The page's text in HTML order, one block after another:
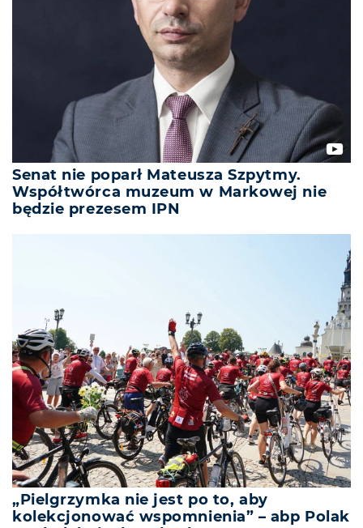
Senat nie poparł Mateusza Szpytmy.
Współtwórca muzeum w Markowej nie
będzie prezesem IPN
„Pielgrzymka nie jest po to, aby
kolekcjonować wspomnienia” – abp Polak